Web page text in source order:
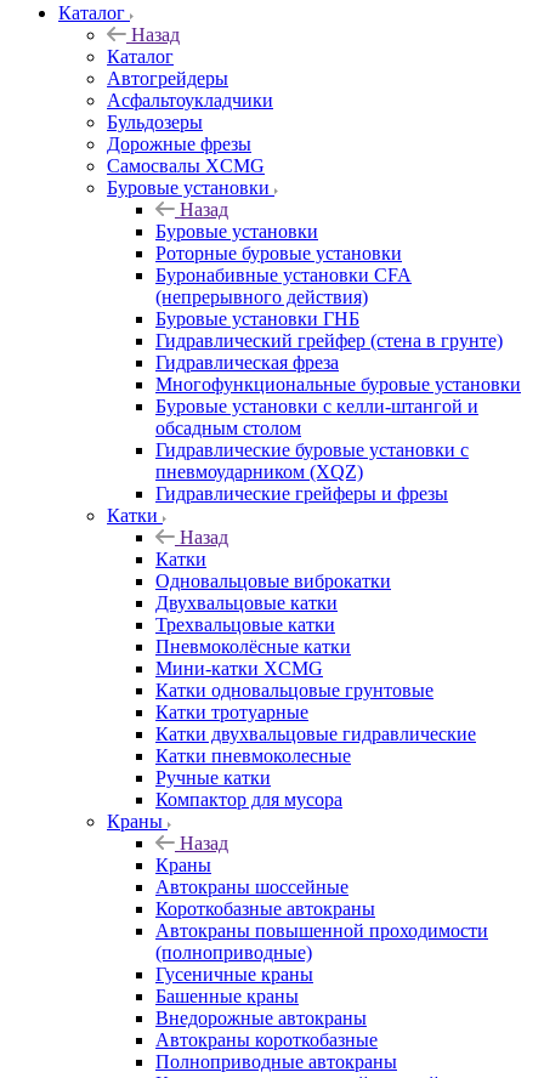
Каталог
Назад
Каталог
Автогрейдеры
Асфальтоукладчики
Бульдозеры
Дорожные фрезы
Самосвалы XCMG
Буровые установки
Назад
Буровые установки
Роторные буровые установки
Буронабивные установки CFA
(непрерывного действия)
Буровые установки ГНБ
Гидравлический грейфер (стена в грунте)
Гидравлическая фреза
Многофункциональные буровые установки
Буровые установки с келли-штангой и
обсадным столом
Гидравлические буровые установки с
пневмоударником (XQZ)
Гидравлические грейферы и фрезы
Катки
Назад
Катки
Одновальцовые виброкатки
Двухвальцовые катки
Трехвальцовые катки
Пневмоколёсные катки
Мини-катки XCMG
Катки одновальцовые грунтовые
Катки тротуарные
Катки двухвальцовые гидравлические
Катки пневмоколесные
Ручные катки
Компактор для мусора
Краны
Назад
Краны
Автокраны шоссейные
Короткобазные автокраны
Автокраны повышенной проходимости
(полноприводные)
Гусеничные краны
Башенные краны
Внедорожные автокраны
Автокраны короткобазные
Полноприводные автокраны